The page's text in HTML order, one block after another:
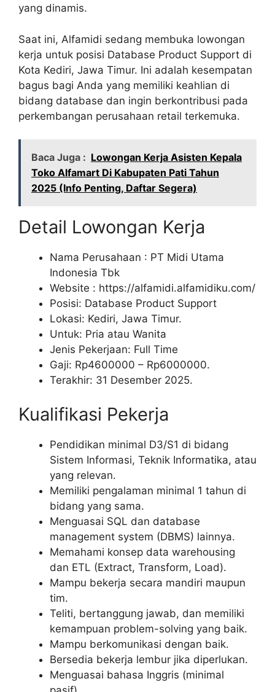
yang dinamis.
Saat ini, Alfamidi sedang membuka lowongan
kerja untuk posisi Database Product Support di
Kota Kediri, Jawa Timur. Ini adalah kesempatan
bagus bagi Anda yang memiliki keahlian di
bidang database dan ingin berkontribusi pada
perkembangan perusahaan retail terkemuka.
Baca Juga : Lowongan Kerja Asisten Kepala
Toko Alfamart Di Kabupaten Pati Tahun
2025 (Info Penting, Daftar Segera)
Detail Lowongan Kerja
Nama Perusahaan : PT Midi Utama
Indonesia Tbk
Website : https://alfamidi.alfamidiku.com/
Posisi: Database Product Support
Lokasi: Kediri, Jawa Timur.
Untuk: Pria atau Wanita
Jenis Pekerjaan: Full Time
Gaji: Rp4600000 – Rp6000000.
Terakhir: 31 Desember 2025.
Kualifikasi Pekerja
Pendidikan minimal D3/S1 di bidang
Sistem Informasi, Teknik Informatika, atau
yang relevan.
Memiliki pengalaman minimal 1 tahun di
bidang yang sama.
Menguasai SQL dan database
management system (DBMS) lainnya.
Memahami konsep data warehousing
dan ETL (Extract, Transform, Load).
Mampu bekerja secara mandiri maupun
tim.
Teliti, bertanggung jawab, dan memiliki
kemampuan problem-solving yang baik.
Mampu berkomunikasi dengan baik.
Bersedia bekerja lembur jika diperlukan.
Menguasai bahasa Inggris (minimal